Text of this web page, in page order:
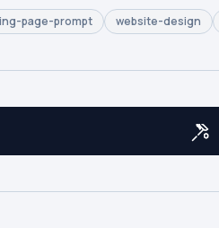
page-prompt website-design